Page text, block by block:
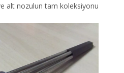
alt nozulun tam koleksiyonu